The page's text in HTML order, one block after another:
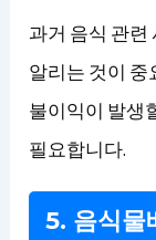
과거 음식 관련
알리는 것이 중
불이익이 발생
필요합니다.
5. 음식물